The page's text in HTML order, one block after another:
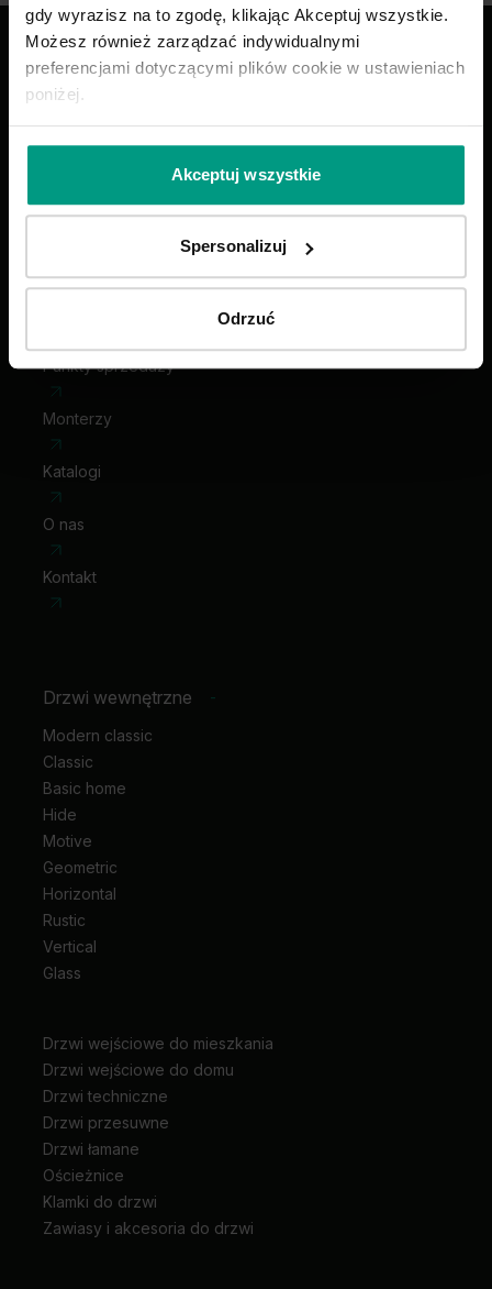
gdy wyrazisz na to zgodę, klikając Akceptuj wszystkie.
Możesz również zarządzać indywidualnymi
preferencjami dotyczącymi plików cookie w ustawieniach
poniżej.
Akceptuj wszystkie
Spersonalizuj
Odrzuć
Drzwi dobrze
zaprojektowane
585 858 056
Wybierz swoje drzwi
Punkty sprzedaży
Monterzy
Katalogi
O nas
Kontakt
Drzwi wewnętrzne -
Modern classic
Classic
Basic home
Hide
Motive
Geometric
Horizontal
Rustic
Vertical
Glass
Drzwi wejściowe do mieszkania
Drzwi wejściowe do domu
Drzwi techniczne
Drzwi przesuwne
Drzwi łamane
Ościeżnice
Klamki do drzwi
Zawiasy i akcesoria do drzwi